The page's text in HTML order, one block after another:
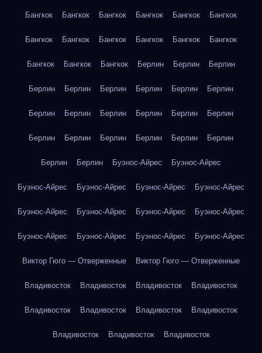
Бангкок Бангкок Бангкок Бангкок Бангкок Бангкок
Бангкок Бангкок Бангкок Бангкок Бангкок Бангкок
Бангкок Бангкок Бангкок Берлин Берлин Берлин
Берлин Берлин Берлин Берлин Берлин Берлин
Берлин Берлин Берлин Берлин Берлин Берлин
Берлин Берлин Берлин Берлин Берлин Берлин
Берлин Берлин Буэнос-Айрес Буэнос-Айрес
Буэнос-Айрес Буэнос-Айрес Буэнос-Айрес Буэнос-Айрес
Буэнос-Айрес Буэнос-Айрес Буэнос-Айрес Буэнос-Айрес
Буэнос-Айрес Буэнос-Айрес Буэнос-Айрес Буэнос-Айрес
Виктор Гюго — Отверженные Виктор Гюго — Отверженные
Владивосток Владивосток Владивосток Владивосток
Владивосток Владивосток Владивосток Владивосток
Владивосток Владивосток Владивосток